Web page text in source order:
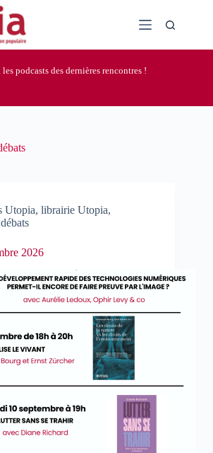
podcasts des dernières rencontres !
Utopia, librairie Utopia,
2026